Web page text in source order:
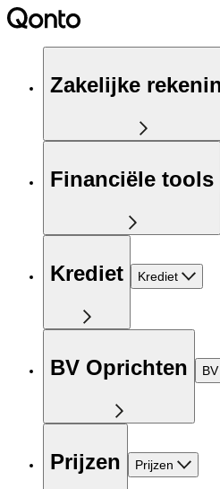
Zakelijke
Financiële tools
Krediet Krediet
BV Oprichten
Prijzen Prijzen